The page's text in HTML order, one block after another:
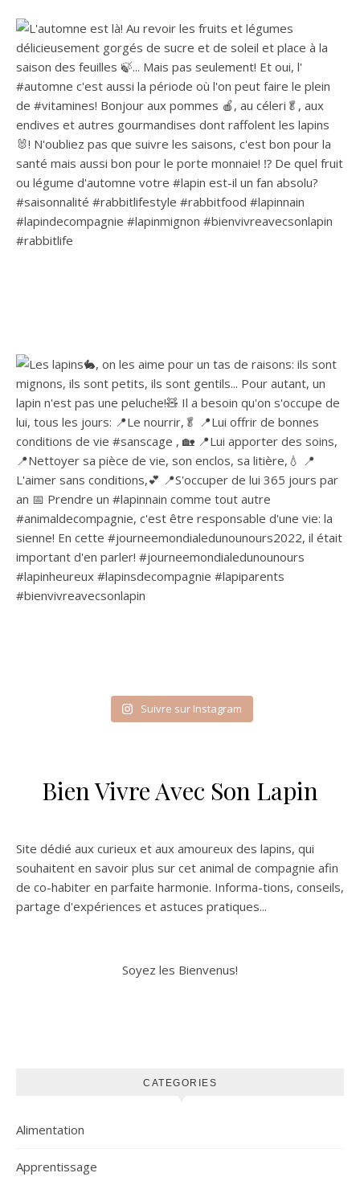
Suivre sur Instagram
Bien Vivre Avec Son Lapin
Site dédié aux curieux et aux amoureux des lapins, qui
souhaitent en savoir plus sur cet animal de compagnie afin
de co-habiter en parfaite harmonie. Informa-tions, conseils,
partage d'expériences et astuces pratiques...
Soyez les Bienvenus!
CATEGORIES
Alimentation
Apprentissage